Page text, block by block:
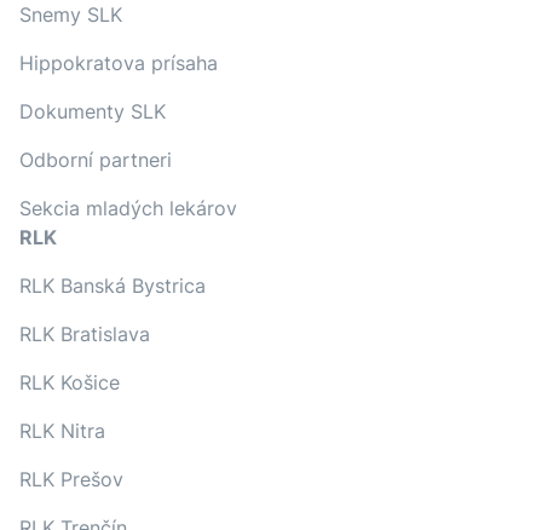
Snemy SLK
Hippokratova prísaha
Dokumenty SLK
Odborní partneri
Sekcia mladých lekárov
RLK
RLK Banská Bystrica
RLK Bratislava
RLK Košice
RLK Nitra
RLK Prešov